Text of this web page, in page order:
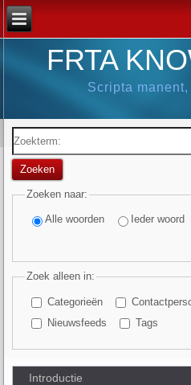
FRTA
Scripta
Zoeken
Zoeken naar:
Alle woorden Ieder woord
Zoek alleen in:
Categorieën
Nieuwsfeeds
Tags
Introductie